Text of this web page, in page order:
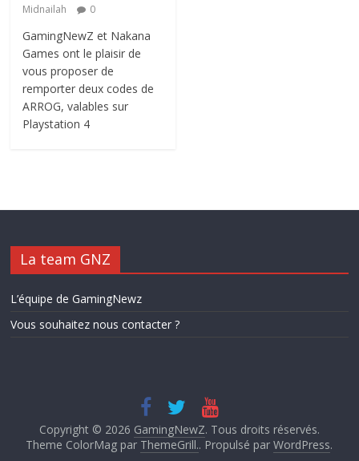
Midnailah
0
GamingNewZ et Nakana
Games ont le plaisir de
vous proposer de
remporter deux codes de
ARROG, valables sur
Playstation 4
La team GNZ
L’équipe de GamingNewz
Vous souhaitez nous contacter ?
Copyright © 2026 GamingNewZ. Tous droits réservés.
Theme ColorMag par ThemeGrill.. Propulsé parWordPress.